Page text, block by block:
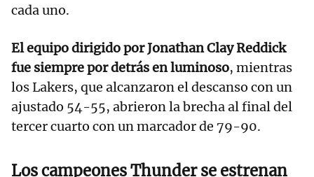
cada uno.
El equipo dirigido por Jonathan Clay Reddick
fue siempre por detrás en luminoso, mientras
los Lakers, que alcanzaron el descanso con un
ajustado 54-55, abrieron la brecha al final del
tercer cuarto con un marcador de 79-90.
Los campeones Thunder se estrenan